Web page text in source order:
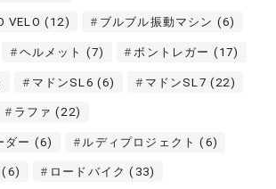
VELO (12) ブルブル振動マシン (6)
ヘルメット (7) ボントレガー (17)
マドンSL6 (6) マドンSL7 (22)
ラファ (22)
ダー (6) ルディプロジェクト (6)
(6) ロードバイク (33)